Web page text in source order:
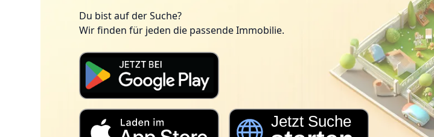
Du bist auf der Suche?
Wir finden für jeden die passende Immobilie.